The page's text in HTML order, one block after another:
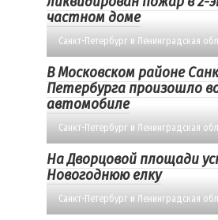
частном доме
Санкт-Петербург и Ленинградская
В Московском районе
Петербурга произошло
автомобиле
Санкт-Петербург и Ленинградская
На Дворцовой площади
Новогоднюю елку
Санкт-Петербург и Ленинградская